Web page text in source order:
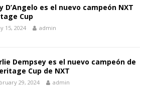
D’Angelo es el nuevo campeón NXT
Cup
15, 2024 admin
Dempsey es el nuevo campeón de
Cup de NXT
29, 2024 admin